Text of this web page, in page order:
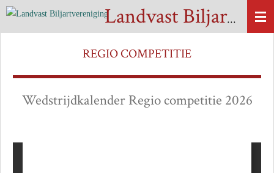
Ga
hoofdinhoud
Landvast Biljartvereniging
REGIO COMPETITIE
Wedstrijdkalender Regio competitie 2026